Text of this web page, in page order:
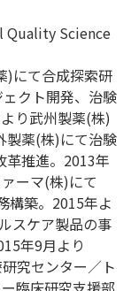
Quality Science
)にて合成探索研
クト開発、治験
り武州製薬(株)
製薬(株)にて治験
革推進。2013年
ーマ(株)にて
構築。2015年よ
スケア製品の事
年9月より
究センター／ト